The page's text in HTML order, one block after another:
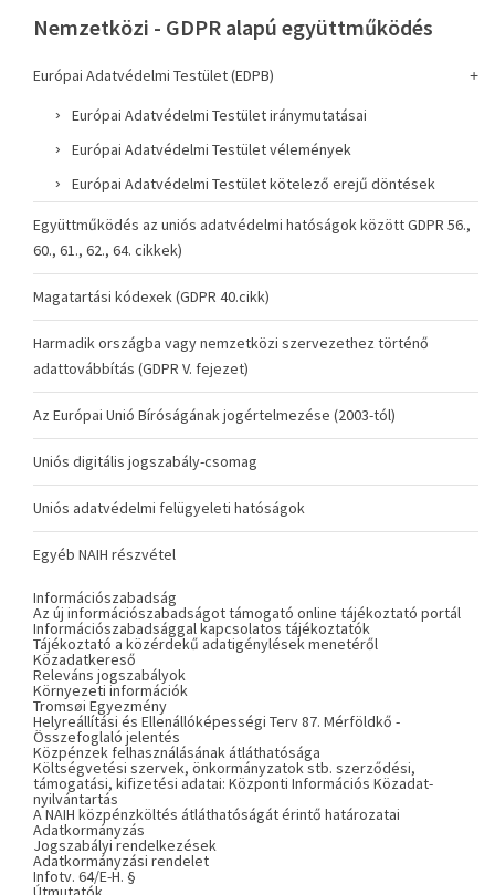
Nemzetközi - GDPR alapú együttműködés
Európai Adatvédelmi Testület (EDPB)
Európai Adatvédelmi Testület iránymutatásai
Európai Adatvédelmi Testület vélemények
Európai Adatvédelmi Testület kötelező erejű döntések
Együttműködés az uniós adatvédelmi hatóságok között GDPR 56.,
60., 61., 62., 64. cikkek)
Magatartási kódexek (GDPR 40.cikk)
Harmadik országba vagy nemzetközi szervezethez történő
adattovábbítás (GDPR V. fejezet)
Az Európai Unió Bíróságának jogértelmezése (2003-tól)
Uniós digitális jogszabály-csomag
Uniós adatvédelmi felügyeleti hatóságok
Egyéb NAIH részvétel
Információszabadság
Az új információszabadságot támogató online tájékoztató portál
Információszabadsággal kapcsolatos tájékoztatók
Tájékoztató a közérdekű adatigénylések menetéről
Közadatkereső
Releváns jogszabályok
Környezeti információk
Tromsøi Egyezmény
Helyreállítási és Ellenállóképességi Terv 87. Mérföldkő -
Összefoglaló jelentés
Közpénzek felhasználásának átláthatósága
Költségvetési szervek, önkormányzatok stb. szerződési,
támogatási, kifizetési adatai: Központi Információs Közadat-
nyilvántartás
A NAIH közpénzköltés átláthatóságát érintő határozatai
Adatkormányzás
Jogszabályi rendelkezések
Adatkormányzási rendelet
Infotv. 64/E-H. §